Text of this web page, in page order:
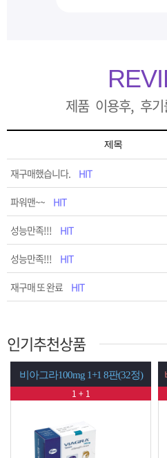
제품 이용후, 후
제목
재구매했습니다. HIT
파워맨~~ HIT
성능만족!!! HIT
성능만족!!! HIT
재구매 또 완료 HIT
인기추천상품
비아그라100mg 1+1 8판(32정)
1 + 1